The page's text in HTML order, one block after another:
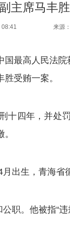
主席马丰
来源
最高人民法院
受贿一案。
四年，并处
生，青海省
。他被指“违